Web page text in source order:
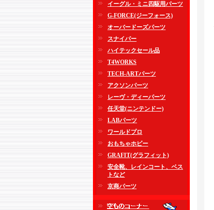
イーグル・ミニ四駆用パーツ
G-FORCE(ジーフォース)
オーバードーズパーツ
スナイパー
ハイテックセール品
T4WORKS
TECH-ARTパーツ
アクソンパーツ
レーヴ・ディーパーツ
任天堂(ニンテンドー)
LABパーツ
ワールドプロ
おもちゃホビー
GRAFIT(グラフィット)
安全靴、レインコート、ベス
トなど
京商パーツ